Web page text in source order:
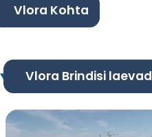
Vlora Kohta
Vlora Brindisi laevad